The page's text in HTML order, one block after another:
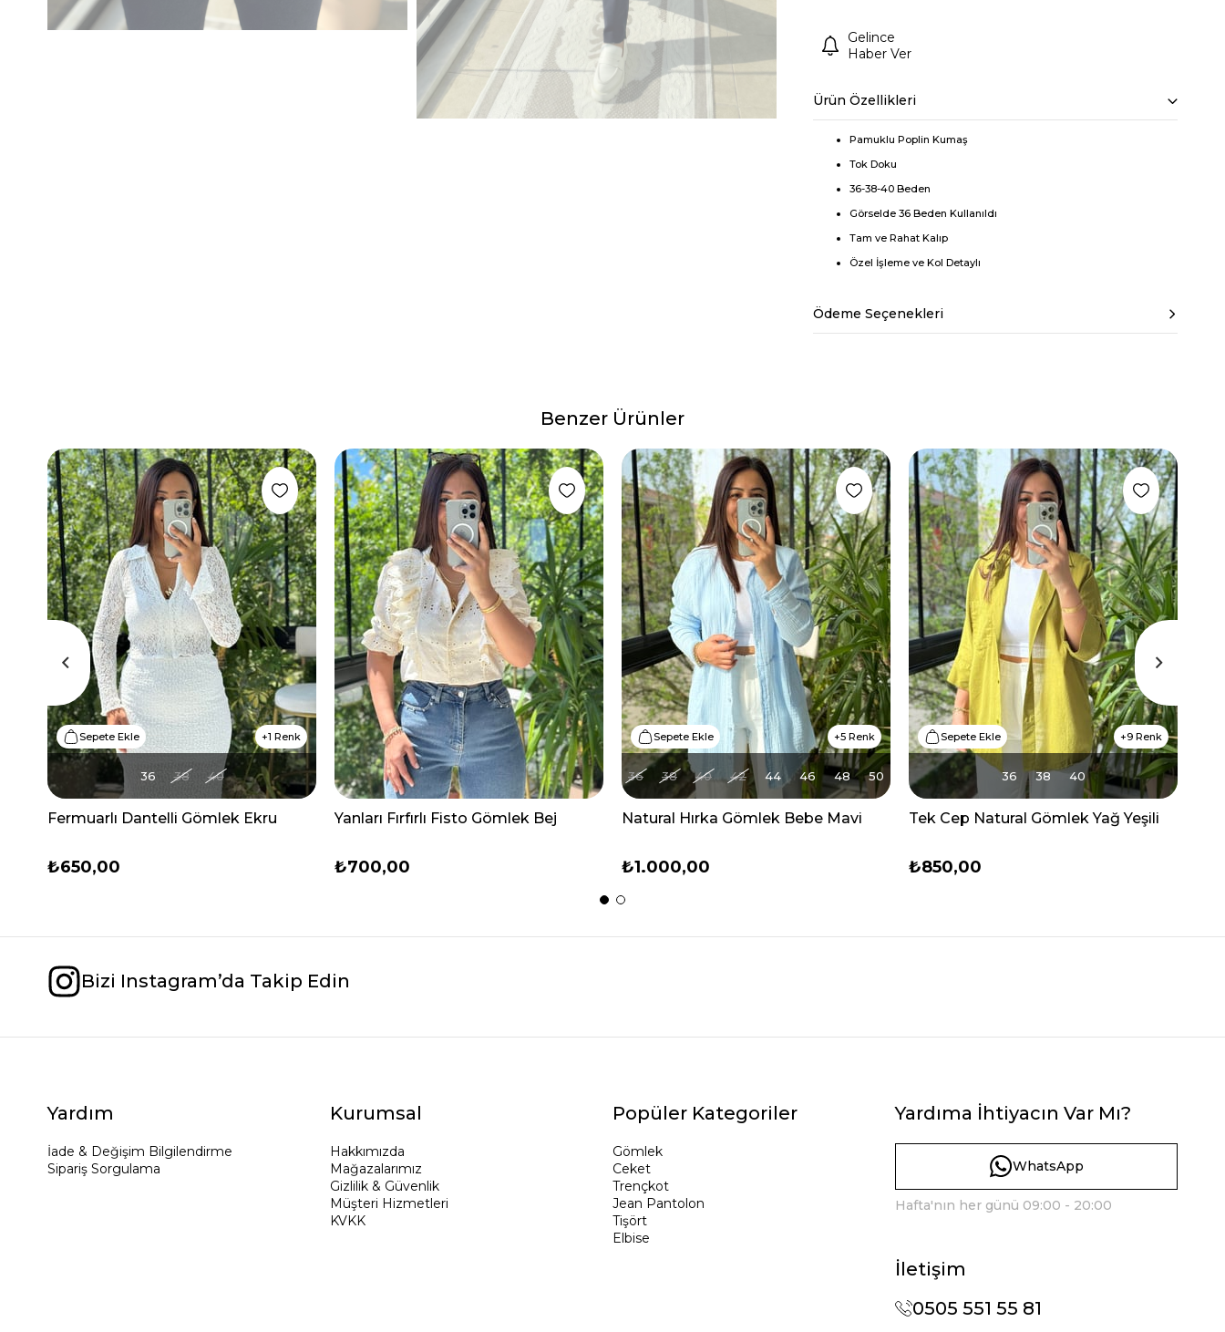
Gelince
Haber Ver
Ürün Özellikleri
Pamuklu Poplin Kumaş
Tok Doku
36-38-40 Beden
Görselde 36 Beden Kullanıldı
Tam ve Rahat Kalıp
Özel İşleme ve Kol Detaylı
Ödeme Seçenekleri
Benzer Ürünler
1 Renk
Fermuarlı Dantelli Gömlek Ekru
₺650,00
Sepete Ekle
36 38 40
Yanları Fırfırlı Fisto Gömlek Bej
₺700,00
5 Renk
Natural Hırka Gömlek Bebe Mavi
₺1.000,00
Sepete Ekle
36 38 40 42 44 46 48 50
9 Renk
Tek Cep Natural Gömlek Yağ Yeşili
₺850,00
Sepete Ekle
36 38 40
Bizi Instagram’da Takip Edin
Yardım
İade & Değişim Bilgilendirme
Sipariş Sorgulama
Kurumsal
Hakkımızda
Mağazalarımız
Gizlilik & Güvenlik
Müşteri Hizmetleri
KVKK
Popüler Kategoriler
Gömlek
Ceket
Trençkot
Jean Pantolon
Tişört
Elbise
Yardıma İhtiyacın Var Mı?
WhatsApp
Hafta'nın her günü 09:00 - 20:00
İletişim
0505 551 55 81